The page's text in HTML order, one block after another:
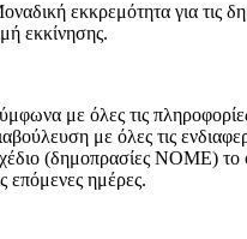
εκκρεμότητα για τις
εκκίνησης.
με όλες τις
με όλες τις
(δημοπρασίες ΝΟΜΕ) το
επόμενες ημέρες.